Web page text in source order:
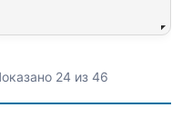
24 из 46